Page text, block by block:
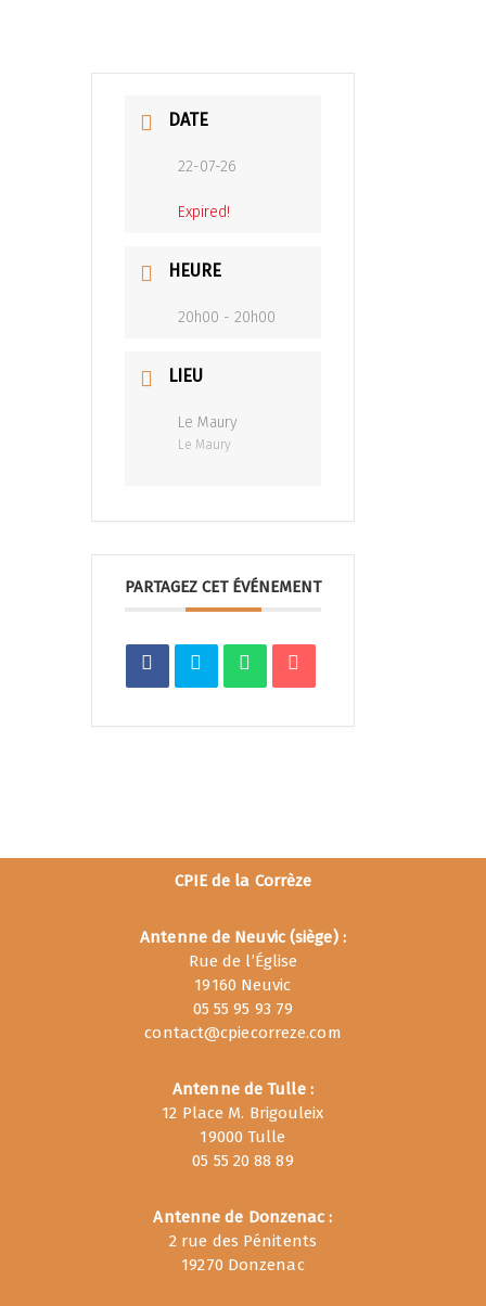
DATE
22-07-26
Expired!
HEURE
20h00 - 20h00
LIEU
Le Maury
Le Maury
PARTAGEZ CET ÉVÉNEMENT
CPIE de la Corrèze
Antenne de Neuvic (siège) :
Rue de l’Église
19160 Neuvic
05 55 95 93 79
contact@cpiecorreze.com
Antenne de Tulle :
12 Place M. Brigouleix
19000 Tulle
05 55 20 88 89
Antenne de Donzenac :
2 rue des Pénitents
19270 Donzenac